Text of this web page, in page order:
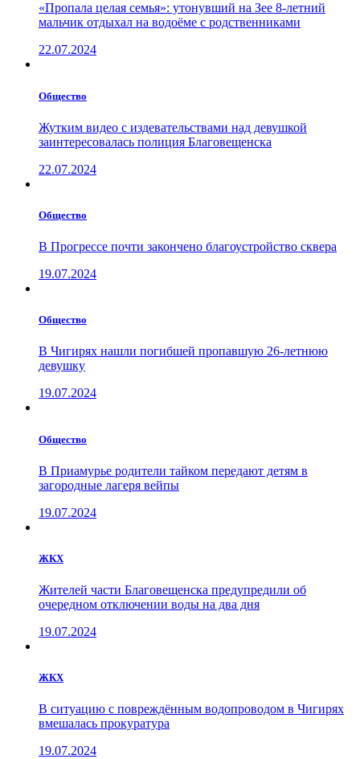
«Пропала целая семья»: утонувший на Зее 8-летний
мальчик отдыхал на водоёме с родственниками
22.07.2024
Общество
Жутким видео с издевательствами над девушкой
заинтересовалась полиция Благовещенска
22.07.2024
Общество
В Прогрессе почти закончено благоустройство сквера
19.07.2024
Общество
В Чигирях нашли погибшей пропавшую 26-летнюю
девушку
19.07.2024
Общество
В Приамурье родители тайком передают детям в
загородные лагеря вейпы
19.07.2024
ЖКХ
Жителей части Благовещенска предупредили об
очередном отключении воды на два дня
19.07.2024
ЖКХ
В ситуацию с повреждённым водопроводом в Чигирях
вмешалась прокуратура
19.07.2024